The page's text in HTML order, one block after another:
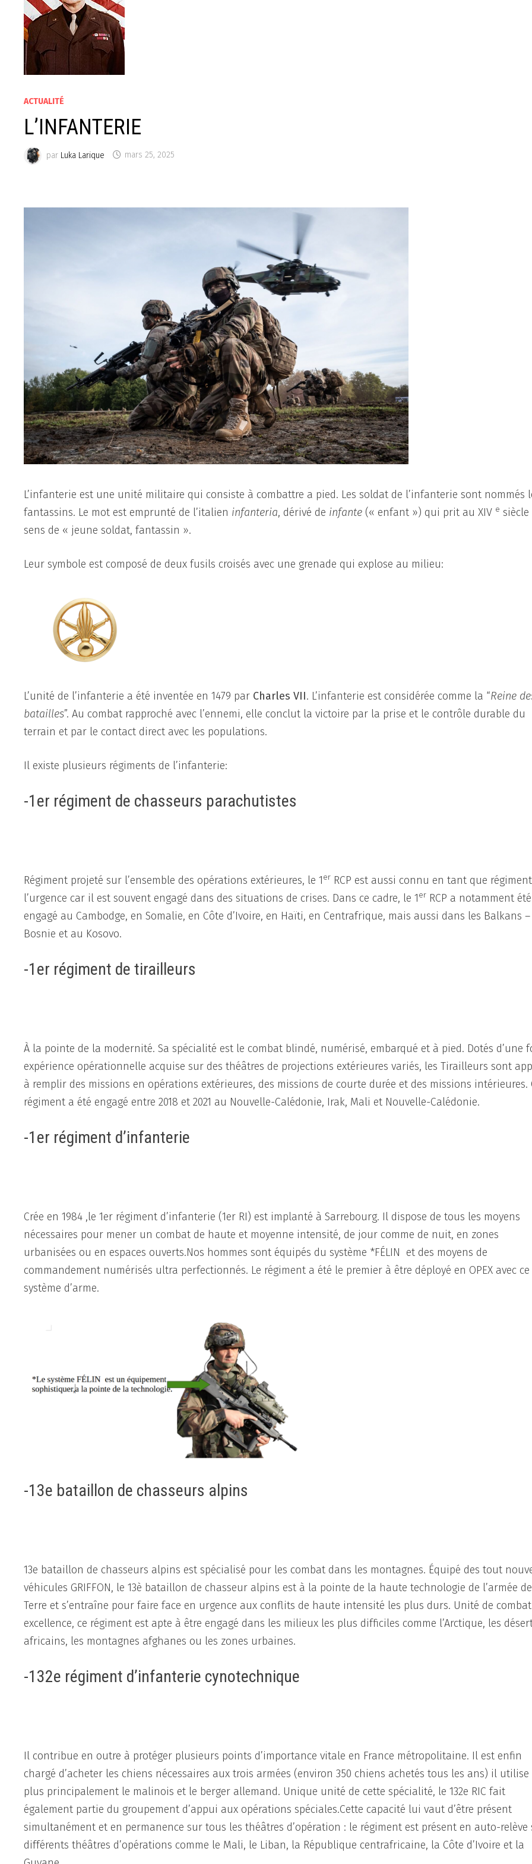
ACTUALITÉ
L’INFANTERIE
par Luka Larique mars 25, 2025
L’infanterie est une unité militaire qui consiste à combattre a pied. Les soldat de l’infanterie sont nommés
fantassins. Le mot est emprunté de l’italien infanteria, dérivé de infante (« enfant ») qui prit au XIV e siècle
sens de « jeune soldat, fantassin ».
Leur symbole est composé de deux fusils croisés avec une grenade qui explose au milieu:
L’unité de l’infanterie a été inventée en 1479 par Charles VII. L’infanterie est considérée comme la “Reine
batailles”. Au combat rapproché avec l’ennemi, elle conclut la victoire par la prise et le contrôle durable du
terrain et par le contact direct avec les populations.
Il existe plusieurs régiments de l’infanterie:
-1er régiment de chasseurs parachutistes
Régiment projeté sur l’ensemble des opérations extérieures, le 1er RCP est aussi connu en tant que
l’urgence car il est souvent engagé dans des situations de crises. Dans ce cadre, le 1er RCP a notamment été
engagé au Cambodge, en Somalie, en Côte d’Ivoire, en Haïti, en Centrafrique, mais aussi dans les Balkans
Bosnie et au Kosovo.
-1er régiment de tirailleurs
À la pointe de la modernité. Sa spécialité est le combat blindé, numérisé, embarqué et à pied. Dotés d’une
expérience opérationnelle acquise sur des théâtres de projections extérieures variés, les Tirailleurs sont
à remplir des missions en opérations extérieures, des missions de courte durée et des missions intérieures.
régiment a été engagé entre 2018 et 2021 au Nouvelle-Calédonie, Irak, Mali et Nouvelle-Calédonie.
-1er régiment d’infanterie
Crée en 1984 ,le 1er régiment d’infanterie (1er RI) est implanté à Sarrebourg. Il dispose de tous les moyens
nécessaires pour mener un combat de haute et moyenne intensité, de jour comme de nuit, en zones
urbanisées ou en espaces ouverts.Nos hommes sont équipés du système *FÉLIN et des moyens de
commandement numérisés ultra perfectionnés. Le régiment a été le premier à être déployé en OPEX avec ce
système d’arme.
-13e bataillon de chasseurs alpins
13e bataillon de chasseurs alpins est spécialisé pour les combat dans les montagnes. Équipé des tout
véhicules GRIFFON, le 13è bataillon de chasseur alpins est à la pointe de la haute technologie de l’armée de
Terre et s’entraîne pour faire face en urgence aux conflits de haute intensité les plus durs. Unité de
excellence, ce régiment est apte à être engagé dans les milieux les plus difficiles comme l’Arctique, les
africains, les montagnes afghanes ou les zones urbaines.
-132e régiment d’infanterie cynotechnique
Il contribue en outre à protéger plusieurs points d’importance vitale en France métropolitaine. Il est enfin
chargé d’acheter les chiens nécessaires aux trois armées (environ 350 chiens achetés tous les ans) il utilise
plus principalement le malinois et le berger allemand. Unique unité de cette spécialité, le 132e RIC fait
également partie du groupement d’appui aux opérations spéciales.Cette capacité lui vaut d’être présent
simultanément et en permanence sur tous les théâtres d’opération : le régiment est présent en auto-relève
différents théâtres d’opérations comme le Mali, le Liban, la République centrafricaine, la Côte d’Ivoire et la